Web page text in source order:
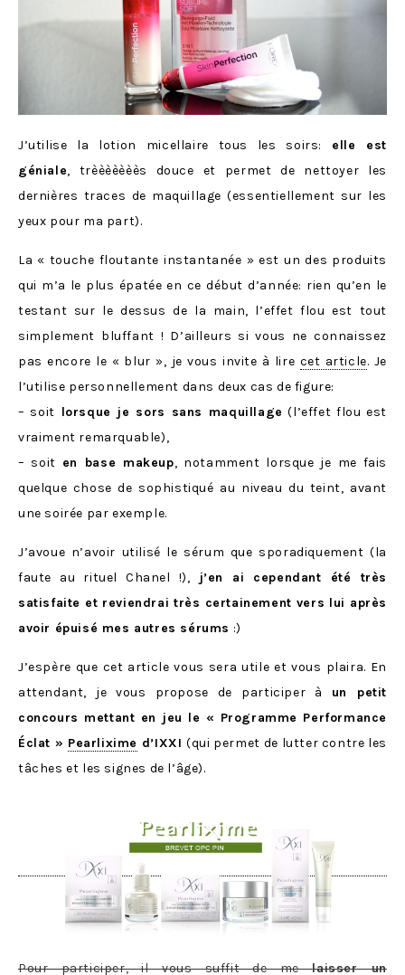
J’utilise la lotion micellaire tous les soirs: elle est
géniale, trèèèèèèès douce et permet de nettoyer les
dernières traces de maquillage (essentiellement sur les
yeux pour ma part).
La « touche floutante instantanée » est un des produits
qui m’a le plus épatée en ce début d’année: rien qu’en le
testant sur le dessus de la main, l’effet flou est tout
simplement bluffant ! D’ailleurs si vous ne connaissez
pas encore le « blur », je vous invite à lire cet article. Je
l’utilise personnellement dans deux cas de figure:
– soit lorsque je sors sans maquillage (l’effet flou est
vraiment remarquable),
– soit en base makeup, notamment lorsque je me fais
quelque chose de sophistiqué au niveau du teint, avant
une soirée par exemple.
J’avoue n’avoir utilisé le sérum que sporadiquement (la
faute au rituel Chanel !),
j’en ai cependant été très
satisfaite et reviendrai très certainement vers lui après
avoir épuisé mes autres sérums :)
J’espère que cet article vous sera utile et vous plaira. En
attendant, je vous propose de participer à un petit
concours mettant en jeu le « Programme Performance
Éclat » Pearlixime d’IXXI(qui permet de lutter contre les
tâches et les signes de l’âge).
Pour participer, il vous suffit de melaisser un